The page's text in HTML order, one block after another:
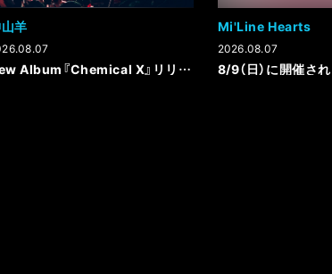
羊
New Album『Chemical X』リリース記念インストアイベント詳細決定！
Mi'Line Hearts
2026.08.07